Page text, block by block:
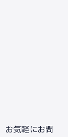
お気軽にお問